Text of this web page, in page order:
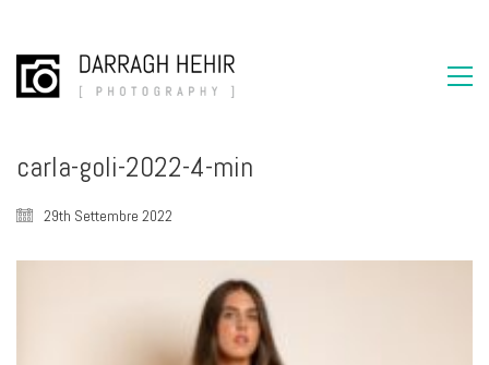
carla-goli-2022-4-min
29th Settembre 2022